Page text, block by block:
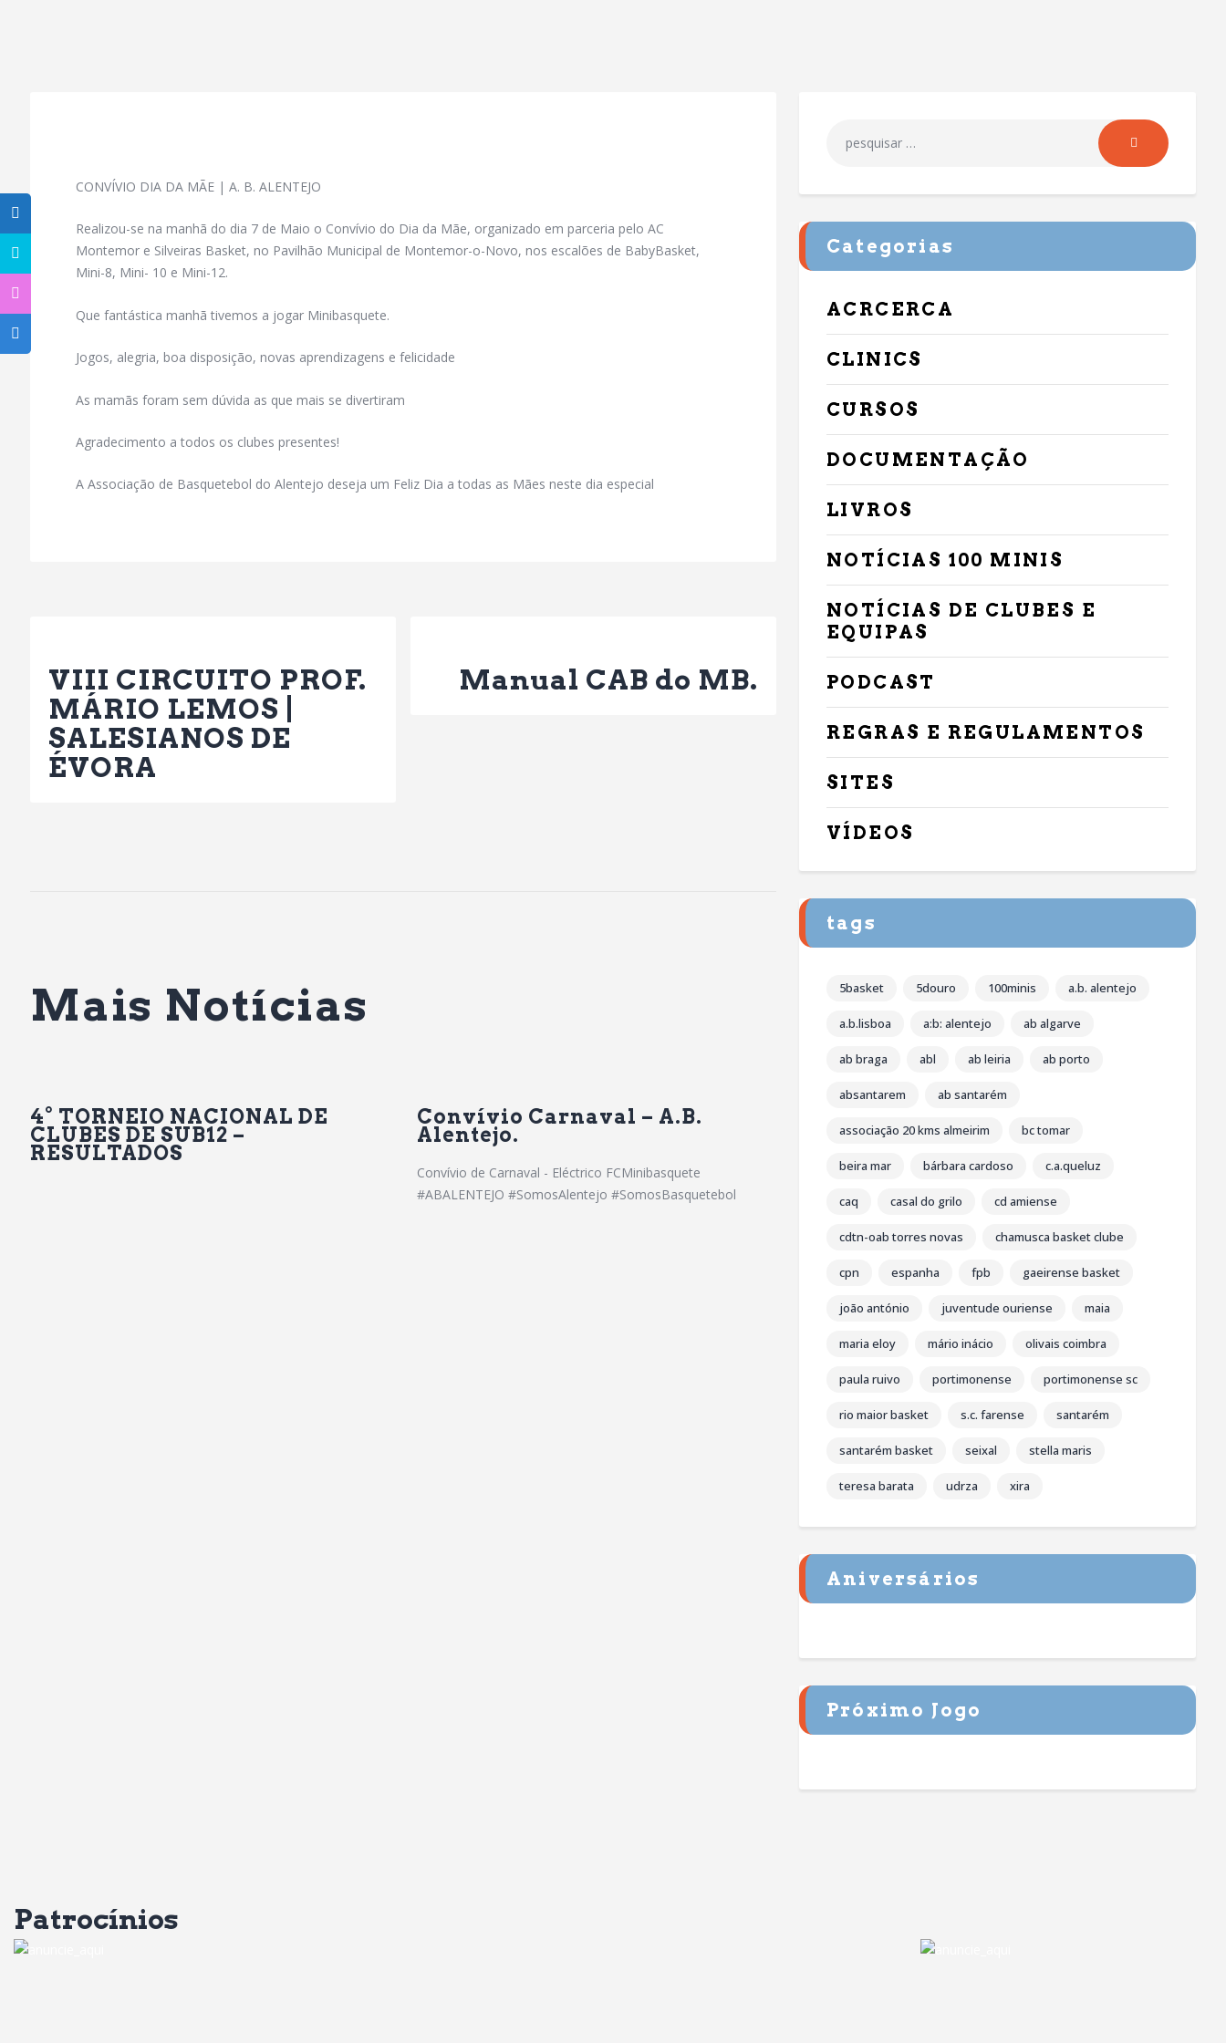
CONVÍVIO DIA DA MÃE | A. B. ALENTEJO
Realizou-se na manhã do dia 7 de Maio o Convívio do Dia da Mãe, organizado em parceria pelo AC
Montemor e Silveiras Basket, no Pavilhão Municipal de Montemor-o-Novo, nos escalões de BabyBasket,
Mini-8, Mini- 10 e Mini-12.
Que fantástica manhã tivemos a jogar Minibasquete.
Jogos, alegria, boa disposição, novas aprendizagens e felicidade
As mamãs foram sem dúvida as que mais se divertiram
Agradecimento a todos os clubes presentes!
A Associação de Basquetebol do Alentejo deseja um Feliz Dia a todas as Mães neste dia especial
VIII CIRCUITO PROF.
MÁRIO LEMOS |
SALESIANOS DE
ÉVORA
Manual CAB do MB.
Mais Notícias
4° TORNEIO NACIONAL DE
CLUBES DE SUB12 –
RESULTADOS
Convívio Carnaval – A.B.
Alentejo.
Convívio de Carnaval - Eléctrico FCMinibasquete
#ABALENTEJO #SomosAlentejo #SomosBasquetebol
Categorias
ACRCERCA
CLINICS
CURSOS
DOCUMENTAÇÃO
LIVROS
NOTÍCIAS 100 MINIS
NOTÍCIAS DE CLUBES E
EQUIPAS
PODCAST
REGRAS E REGULAMENTOS
SITES
VÍDEOS
tags
5basket 5douro 100minis a.b. alentejo
a.b.lisboa a:b: alentejo ab algarve
ab braga abl ab leiria ab porto
absantarem ab santarém
associação 20 kms almeirim bc tomar
beira mar bárbara cardoso c.a.queluz
caq casal do grilo cd amiense
cdtn-oab torres novas chamusca basket clube
cpn espanha fpb gaeirense basket
joão antónio juventude ouriense maia
maria eloy mário inácio olivais coimbra
paula ruivo portimonense portimonense sc
rio maior basket s.c. farense santarém
santarém basket seixal stella maris
teresa barata udrza xira
Aniversários
Próximo Jogo
Patrocínios